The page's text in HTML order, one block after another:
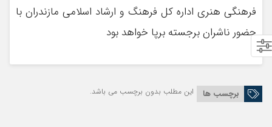
فرهنگی هنری اداره کل فرهنگ و ارشاد اسلامی مازندران با
حضور ناشران برجسته برپا خواهد بود
برچسب ها این مطلب بدون برچسب می باشد.